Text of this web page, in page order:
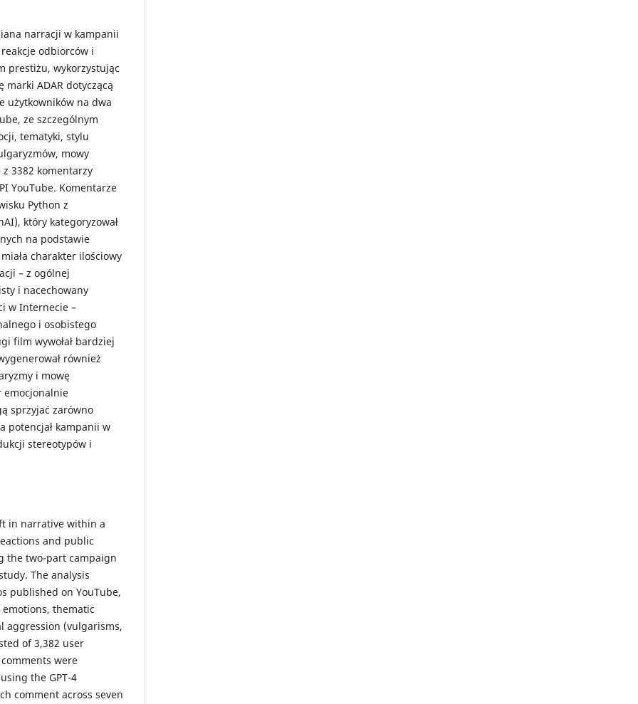
narracji w kampanii
odbiorców i
prestiżu, wykorzystując
ADAR dotyczącą
użytkowników na dwa
ze szczególnym
tematyki, stylu
mowy
z 3382 komentarzy
YouTube. Komentarze
Python z
który kategoryzował
na podstawie
charakter ilościowy
– z ogólnej
i nacechowany
w Internecie –
i osobistego
film wywołał bardziej
również
i mowę
emocjonalnie
sprzyjać zarówno
potencjał kampanii w
stereotypów i
in narrative within a
and public
the two-part campaign
The analysis
published on YouTube,
thematic
aggression (vulgarisms,
of 3,382 user
were
the GPT-4
comment across seven